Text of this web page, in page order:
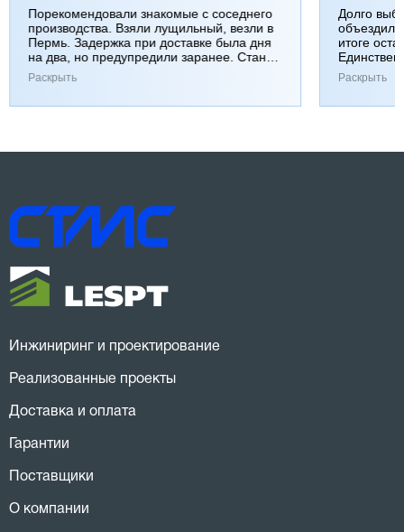
Порекомендовали знакомые с соседнего
производства. Взяли лущильный, везли в
Пермь. Задержка при доставке была дня
на два, но предупредили заранее. Станок
работает хорошо, к качеству вопросов нет.
Раскрыть
Долго
итоге
Раскрыть
Инжиниринг и проектирование
Реализованные проекты
Доставка и оплата
Гарантии
Поставщики
О компании